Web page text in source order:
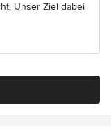
Unser Ziel dabei